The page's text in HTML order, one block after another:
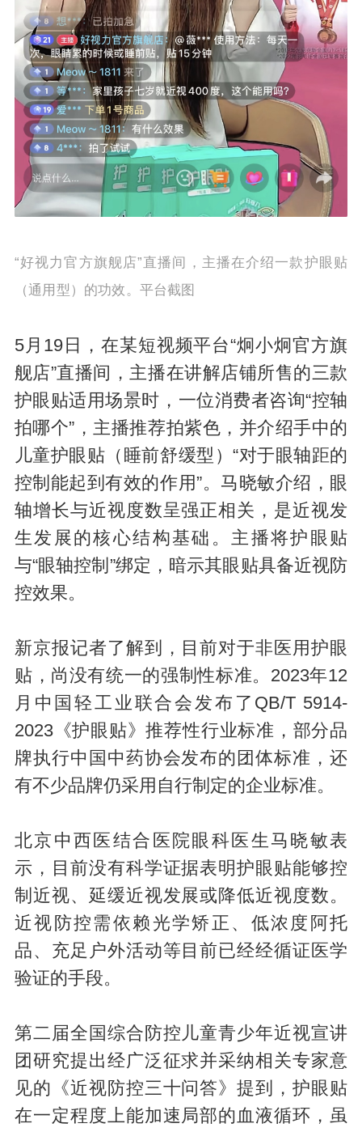
“好视力官方旗舰店”直播间，主播在介绍一款护眼贴
（通用型）的功效。平台截图
5月19日，在某短视频平台“炯小炯官方旗
舰店”直播间，主播在讲解店铺所售的三款
护眼贴适用场景时，一位消费者咨询“控轴
拍哪个”，主播推荐拍紫色，并介绍手中的
儿童护眼贴（睡前舒缓型）“对于眼轴距的
控制能起到有效的作用”。马晓敏介绍，眼
轴增长与近视度数呈强正相关，是近视发
生发展的核心结构基础。主播将护眼贴
与“眼轴控制”绑定，暗示其眼贴具备近视防
控效果。
新京报记者了解到，目前对于非医用护眼
贴，尚没有统一的强制性标准。2023年12
月中国轻工业联合会发布了QB/T 5914-
2023《护眼贴》推荐性行业标准，部分品
牌执行中国中药协会发布的团体标准，还
有不少品牌仍采用自行制定的企业标准。
北京中西医结合医院眼科医生马晓敏表
示，目前没有科学证据表明护眼贴能够控
制近视、延缓近视发展或降低近视度数。
近视防控需依赖光学矫正、低浓度阿托
品、充足户外活动等目前已经经循证医学
验证的手段。
第二届全国综合防控儿童青少年近视宣讲
团研究提出经广泛征求并采纳相关专家意
见的《近视防控三十问答》提到，护眼贴
在一定程度上能加速局部的血液循环，虽